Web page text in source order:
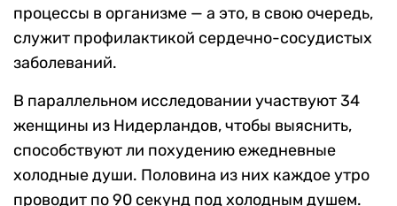
процессы в организме — а это, в свою очередь,
служит профилактикой сердечно-сосудистых
заболеваний.
В параллельном исследовании участвуют 34
женщины из Нидерландов, чтобы выяснить,
способствуют ли похудению ежедневные
холодные души. Половина из них каждое утро
проводит по 90 секунд под холодным душем.